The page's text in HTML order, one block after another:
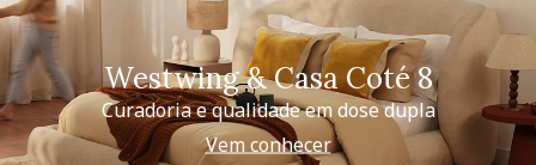
Westwing & Casa Coté 8
Curadoria e qualidade em dose dupla
Vem conhecer